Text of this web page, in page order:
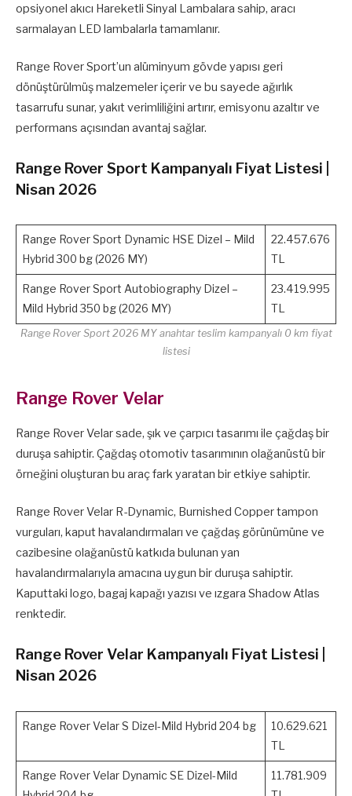
opsiyonel akıcı Hareketli Sinyal Lambalara sahip, aracı
sarmalayan LED lambalarla tamamlanır.
Range Rover Sport’un alüminyum gövde yapısı geri
dönüştürülmüş malzemeler içerir ve bu sayede ağırlık
tasarrufu sunar, yakıt verimliliğini artırır, emisyonu azaltır ve
performans açısından avantaj sağlar.
Range Rover Sport Kampanyalı Fiyat Listesi |
Nisan 2026
Range Rover Sport Dynamic HSE Dizel – Mild
Hybrid 300 bg (2026 MY)
22.457.676
TL
Range Rover Sport Autobiography Dizel –
Mild Hybrid 350 bg (2026 MY)
23.419.995
TL
Range Rover Sport 2026 MY anahtar teslim kampanyalı 0 km fiyat
listesi
Range Rover Velar
Range Rover Velar sade, şık ve çarpıcı tasarımı ile çağdaş bir
duruşa sahiptir. Çağdaş otomotiv tasarımının olağanüstü bir
örneğini oluşturan bu araç fark yaratan bir etkiye sahiptir.
Range Rover Velar R-Dynamic, Burnished Copper tampon
vurguları, kaput havalandırmaları ve çağdaş görünümüne ve
cazibesine olağanüstü katkıda bulunan yan
havalandırmalarıyla amacına uygun bir duruşa sahiptir.
Kaputtaki logo, bagaj kapağı yazısı ve ızgara Shadow Atlas
renktedir.
Range Rover Velar Kampanyalı Fiyat Listesi |
Nisan 2026
Range Rover Velar S Dizel-Mild Hybrid 204 bg
10.629.621
TL
Range Rover Velar Dynamic SE Dizel-Mild
11.781.909